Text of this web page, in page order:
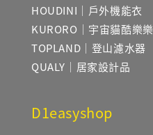
HOUDINI｜戶外機能衣
KURORO｜宇宙貓酷樂樂
TOPLAND｜登山濾水器
QUALY｜居家設計品
D1easyshop